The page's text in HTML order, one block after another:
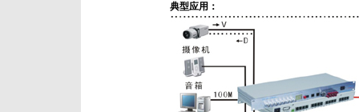
典型应用：